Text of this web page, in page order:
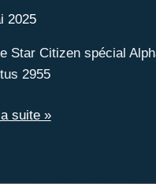
2025
Star Citizen spécial
2955
suite »